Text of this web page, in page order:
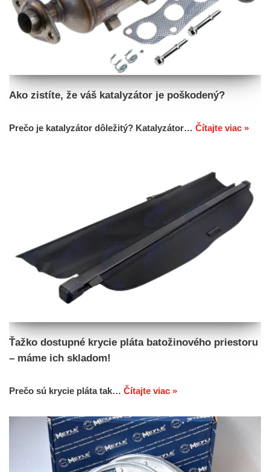
Ako zistíte, že váš katalyzátor je poškodený?
Prečo je katalyzátor dôležitý? Katalyzátor… Čítajte viac »
Ťažko dostupné krycie pláta batožinového priestoru
– máme ich skladom!
Prečo sú krycie pláta tak… Čítajte viac »